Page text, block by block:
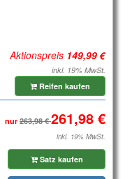
Aktionspreis
inkl. 19% MwSt.
Reifen kaufen
nur
inkl. 19% MwSt.
Satz kaufen